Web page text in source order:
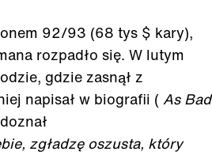
92/93 (68 tys $ kary),
rozpadło się. W lutym
gdzie zasnął z
napisał w biografii (As Bad
zgładzę oszusta, który